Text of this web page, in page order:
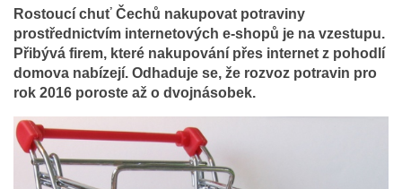
Rostoucí chuť Čechů nakupovat potraviny
prostřednictvím internetových e-shopů je na vzestupu.
Přibývá firem, které nakupování přes internet z pohodlí
domova nabízejí. Odhaduje se, že rozvoz potravin pro
rok 2016 poroste až o dvojnásobek.